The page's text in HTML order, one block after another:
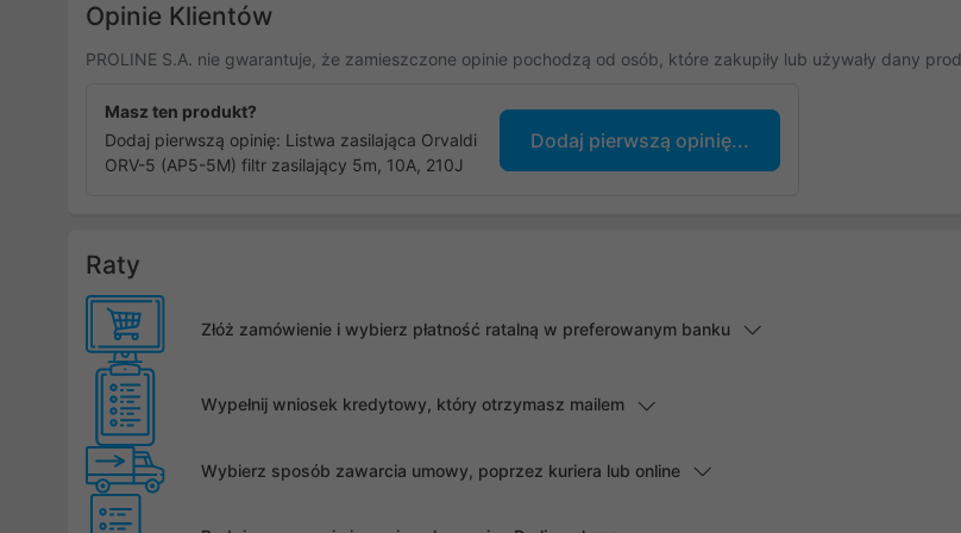
Opinie Klientów
PROLINE S.A. nie gwarantuje, że zamieszczone opinie pochodzą od osób, które zakupiły lub używały dany
Masz ten produkt?
Dodaj pierwszą opinię: Listwa zasilająca Orvaldi
ORV-5 (AP5-5M) filtr zasilający 5m, 10A, 210J
Dodaj pierwszą opinię...
Raty
Złóż zamówienie i wybierz płatność ratalną w preferowanym banku
Wypełnij wniosek kredytowy, który otrzymasz mailem
Wybierz sposób zawarcia umowy, poprzez kuriera lub online